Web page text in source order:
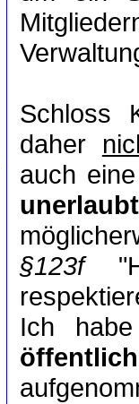
Schloss
daher
auch
§123f
Ich